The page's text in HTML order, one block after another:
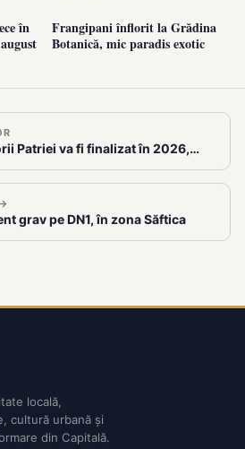
în
Frangipani înflorit la Grădina
Botanică, mic paradis exotic
Patriei va fi finalizat în 2026,…
grav pe DN1, în zona Săftica
locală,
cultură urbană și
din Capitală.